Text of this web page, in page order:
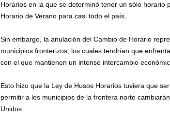
Horarios en la que se determinó tener un sólo horario
Horario de Verano para casi todo el país.
Sin embargo, la anulación del Cambio de Horario
municipios fronterizos, los cuales tendrían que
con el que mantienen un intenso intercambio
Esto hizo que la Ley de Husos Horarios tuviera que
permitir a los municipios de la frontera norte
Unidos.